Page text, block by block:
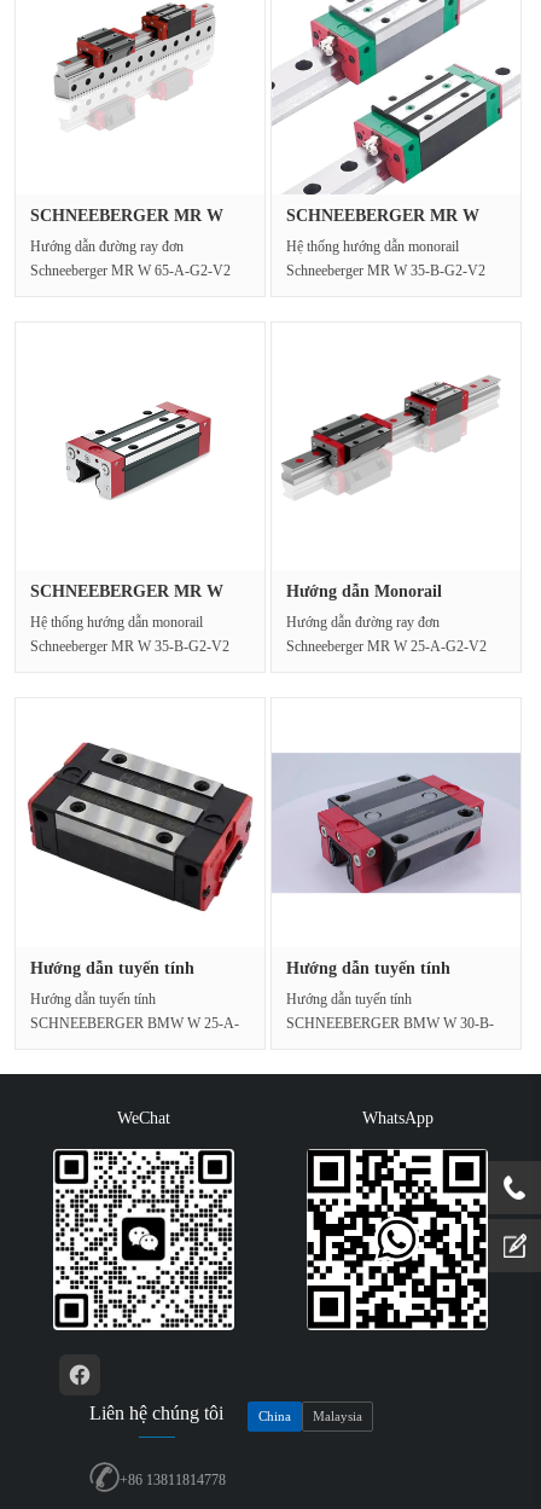
SCHNEEBERGER MR W
Hướng dẫn đường ray đơn
Schneeberger MR W 65-A-G2-V2
SCHNEEBERGER MR W
Hệ thống hướng dẫn monorail
Schneeberger MR W 35-B-G2-V2
SCHNEEBERGER MR W
35-B-G2-V2 đ···
Hệ thống hướng dẫn monorail
Schneeberger MR W 35-B-G2-V2
Hướng dẫn Monorail
Schneeberge···
Hướng dẫn đường ray đơn
Schneeberger MR W 25-A-G2-V2
Hướng dẫn tuyến tính
Hướng dẫn tuyến tính
SCHNEEBERGER BMW W 25-A-
25mm mạnh m···
Hướng dẫn tuyến tính
Hướng dẫn tuyến tính
SCHNEEBERGER BMW W 30-B-
sắt 30mm m···
WeChat WhatsApp
Liên hệ chúng tôi China Malaysia
+86 13811814778